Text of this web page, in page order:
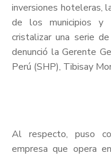
inversiones hoteleras,
de los municipios y
cristalizar una serie
denunció la Gerente
Perú (SHP), Tibisay
Al respecto, puso
empresa que opera